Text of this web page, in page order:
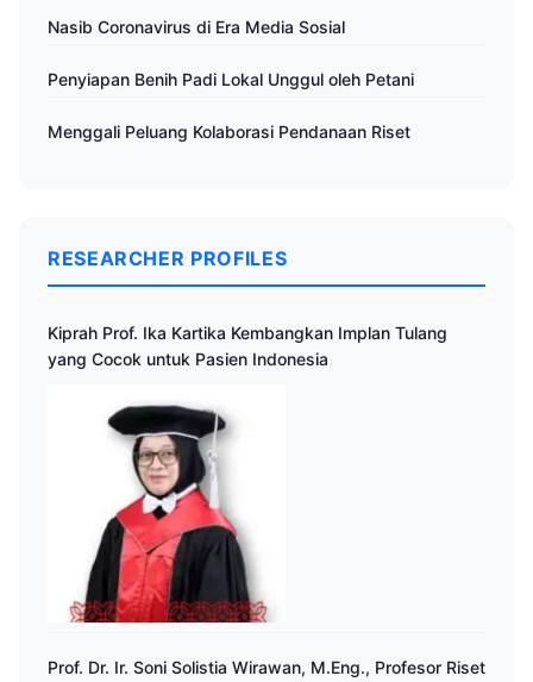
Nasib Coronavirus di Era Media Sosial
Penyiapan Benih Padi Lokal Unggul oleh Petani
Menggali Peluang Kolaborasi Pendanaan Riset
RESEARCHER PROFILES
Kiprah Prof. Ika Kartika Kembangkan Implan Tulang
yang Cocok untuk Pasien Indonesia
Prof. Dr. Ir. Soni Solistia Wirawan, M.Eng., Profesor Riset